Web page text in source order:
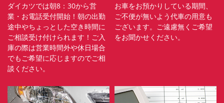
ダイカツでは朝8：30から営
業・お電話受付開始！朝の出勤
途中やちょっとした空き時間に
ご相談受け付けられます！ご入
庫の際は営業時間外や休日場合
でもご希望に応じますのでご相
談ください。
お車をお預かりしている期間、
ご不便が無いよう代車の用意も
ございます。ご遠慮無くご希望
をお聞かせください。